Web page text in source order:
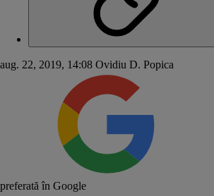
aug. 22, 2019, 14:08 Ovidiu D. Popica
preferată în Google